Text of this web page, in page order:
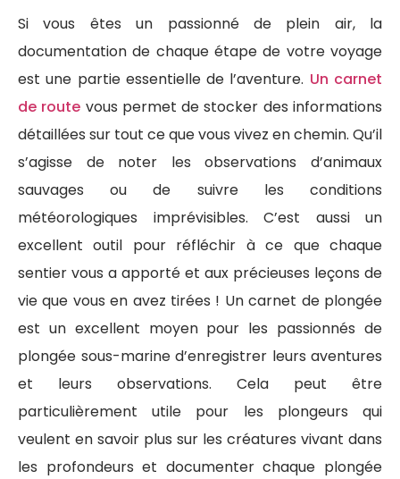
Si vous êtes un passionné de plein air, la
documentation de chaque étape de votre voyage
est une partie essentielle de l’aventure. Un carnet
de route vous permet de stocker des informations
détaillées sur tout ce que vous vivez en chemin. Qu’il
s’agisse de noter les observations d’animaux
sauvages ou de suivre les conditions
météorologiques imprévisibles. C’est aussi un
excellent outil pour réfléchir à ce que chaque
sentier vous a apporté et aux précieuses leçons de
vie que vous en avez tirées ! Un carnet de plongée
est un excellent moyen pour les passionnés de
plongée sous-marine d’enregistrer leurs aventures
et leurs observations. Cela peut être
particulièrement utile pour les plongeurs qui
veulent en savoir plus sur les créatures vivant dans
les profondeurs et documenter chaque plongée